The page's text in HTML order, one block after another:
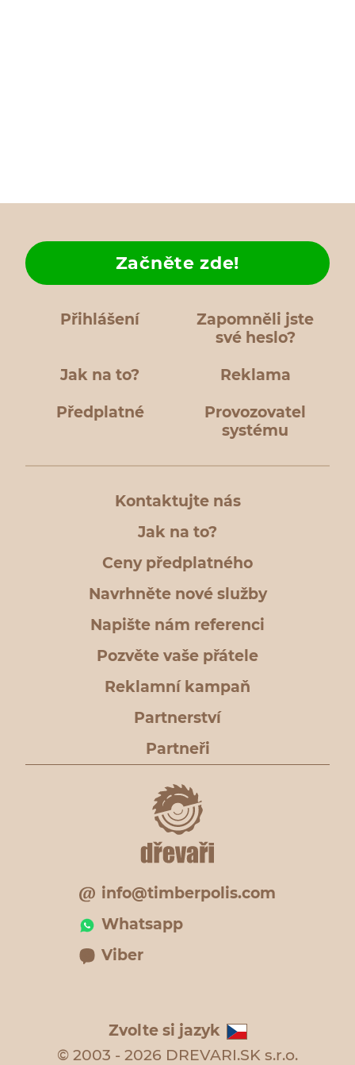
Přihlášení
Zapomněli jste
své heslo?
Jak na to?
Začněte zde!
Reklama
Předplatné
Provozovatel
systému
Kontaktujte nás
Jak na to?
Ceny předplatného
Navrhněte nové služby
Napište nám referenci
Pozvěte vaše přátele
Reklamní kampaň
Partnerství
Partneři
info@timberpolis.com
Whatsapp
Viber
Zvolte si jazyk
© 2003 - 2026 DREVARI.SK s.r.o.